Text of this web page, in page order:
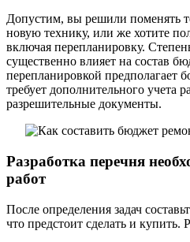
Допустим, вы решили поменять
новую технику, или же хотите
включая перепланировку.
существенно влияет на состав
перепланировкой предполагает
требует дополнительного учета
разрешительные документы.
Разработка перечня
работ
После определения задач
что предстоит сделать и купить.